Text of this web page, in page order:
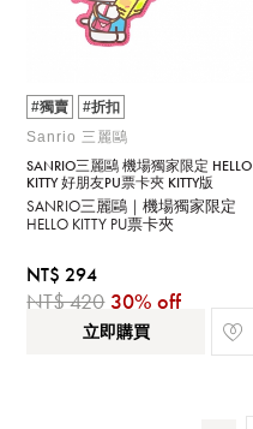
#獨賣
#折扣
Sanrio 三麗鷗
SANRIO三麗鷗 機場獨家限定 HELLO
KITTY 好朋友PU票卡夾 KITTY版
SANRIO三麗鷗｜機場獨家限定
HELLO KITTY PU票卡夾
NT$ 294
NT$ 420 30% off
立即購買